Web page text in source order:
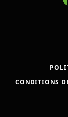
CONDITIONS